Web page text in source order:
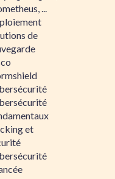
...
de
et